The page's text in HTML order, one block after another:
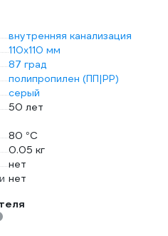
внутренняя канализация
110х110 мм
87 град
полипропилен (ПП|PP)
серый
50 лет
80 °С
0.05 кг
нет
нет